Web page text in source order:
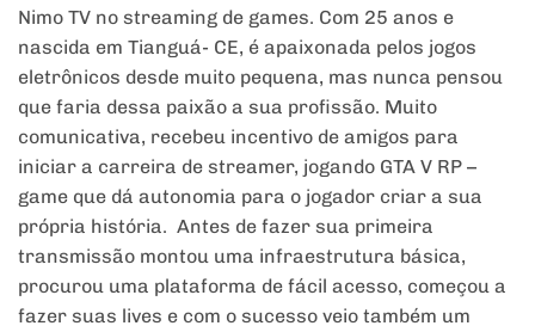
Nimo TV no streaming de games. Com 25 anos e
nascida em Tianguá- CE, é apaixonada pelos jogos
eletrônicos desde muito pequena, mas nunca pensou
que faria dessa paixão a sua profissão. Muito
comunicativa, recebeu incentivo de amigos para
iniciar a carreira de streamer, jogando GTA V RP –
game que dá autonomia para o jogador criar a sua
própria história. Antes de fazer sua primeira
transmissão montou uma infraestrutura básica,
procurou uma plataforma de fácil acesso, começou a
fazer suas lives e com o sucesso veio também um